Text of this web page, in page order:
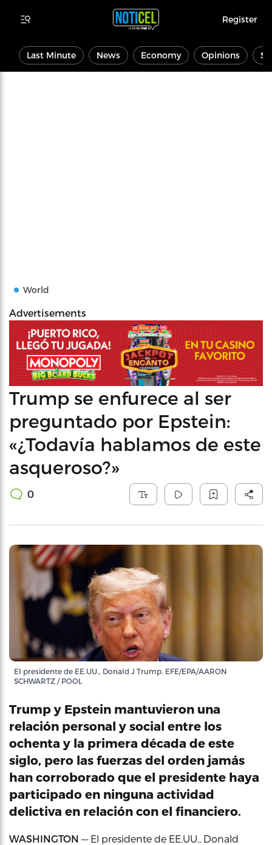
Register
Last Minute News Economy Opinions
World
Advertisements
Trump se enfurece al ser
preguntado por Epstein:
«¿Todavía hablamos de este
asqueroso?»
0
El presidente de EE.UU., Donald J Trump. EFE/EPA/AARON
SCHWARTZ / POOL
Trump y Epstein mantuvieron una
relación personal y social entre los
ochenta y la primera década de este
siglo, pero las fuerzas del orden jamás
han corroborado que el presidente haya
participado en ninguna actividad
delictiva en relación con el financiero.
WASHINGTON — El presidente de EE.UU., Donald